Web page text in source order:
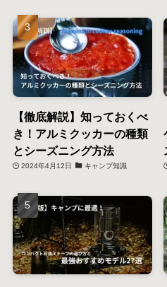
【徹底解説】知っておくべ
き！アルミクッカーの種類
とシーズニング方法
2024年4月12日 キャンプ知識